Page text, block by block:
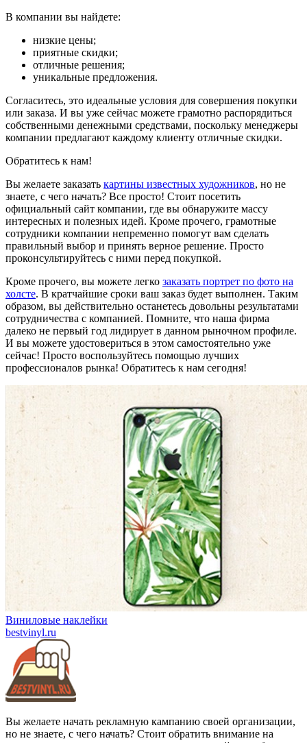
В компании вы найдете:
низкие цены;
приятные скидки;
отличные решения;
уникальные предложения.
Согласитесь, это идеальные условия для совершения покупки
или заказа. И вы уже сейчас можете грамотно распорядиться
собственными денежными средствами, поскольку менеджеры
компании предлагают каждому клиенту отличные скидки.
Обратитесь к нам!
Вы желаете заказать картины известных художников, но не
знаете, с чего начать? Все просто! Стоит посетить
официальный сайт компании, где вы обнаружите массу
интересных и полезных идей. Кроме прочего, грамотные
сотрудники компании непременно помогут вам сделать
правильный выбор и принять верное решение. Просто
проконсультируйтесь с ними перед покупкой.
Кроме прочего, вы можете легко заказать портрет по фото на
холсте. В кратчайшие сроки ваш заказ будет выполнен. Таким
образом, вы действительно останетесь довольны результатами
сотрудничества с компанией. Помните, что наша фирма
далеко не первый год лидирует в данном рыночном профиле.
И вы можете удостовериться в этом самостоятельно уже
сейчас! Просто воспользуйтесь помощью лучших
профессионалов рынка! Обратитесь к нам сегодня!
Виниловые наклейки
bestvinyl.ru
Вы желаете начать рекламную кампанию своей организации,
но не знаете, с чего начать? Стоит обратить внимание на